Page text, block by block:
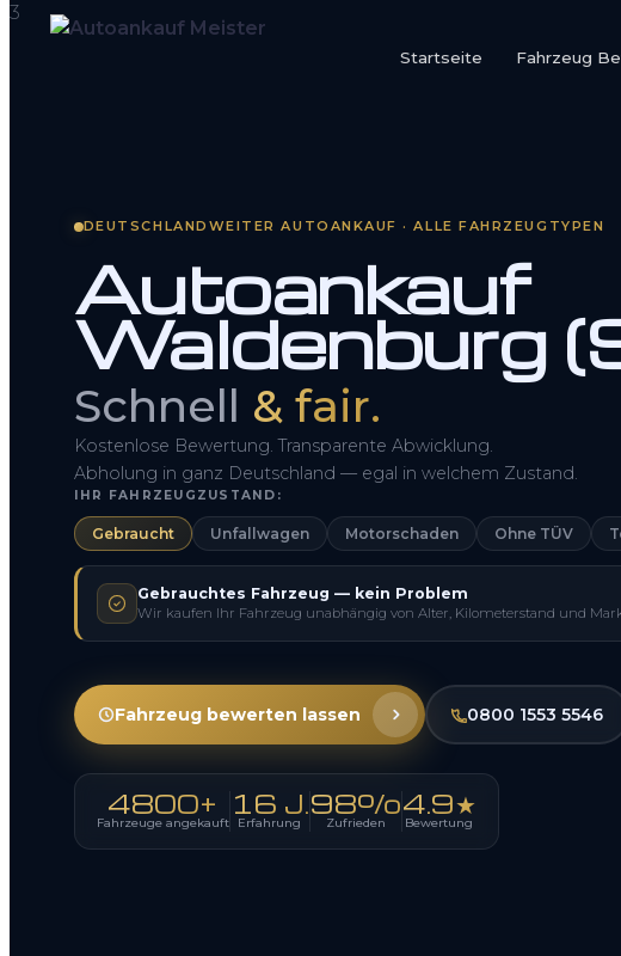
Startseite Fahrzeug
Kontakt
DEUTSCHLANDWEITER AUTOANKAUF · ALLE FAHRZEUGTYPEN
Autoankauf
Waldenburg
Schnell & fair.
Kostenlose Bewertung. Transparente Abwicklung.
Abholung in ganz Deutschland — egal in welchem Zustand.
IHR FAHRZEUGZUSTAND:
Gebraucht Unfallwagen Motorschaden Ohne TÜV
Gebrauchtes Fahrzeug — kein Problem
Wir kaufen Ihr Fahrzeug unabhängig von Alter, Kilometerstand und
Fahrzeug bewerten lassen 0800 1553 5546
4800+
Fahrzeuge angekauft
16 J.
Erfahrung
98%
Zufrieden
4.9★
Bewertung